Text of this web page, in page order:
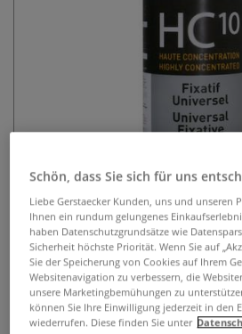
SENNELIER Fixativ-
Universalfixativ
Schön, dass Sie sich für uns
Liebe Gerstaecker Kunden, uns und unseren
Ihnen ein rundum gelungenes
haben Datenschutzgrundsätze wie
Sicherheit höchste Priorität. Wenn Sie auf
Sie der Speicherung von Cookies auf Ihrem
Websitenavigation zu verbessern, die
unsere Marketingbemühungen zu
können Sie Ihre Einwilligung jederzeit in den
wiederrufen. Diese finden Sie unter